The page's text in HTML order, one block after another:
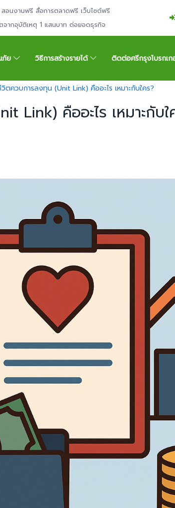
อนงานฟรี สื่อการตลาดฟรี เว็บไซต์ฟรี
จากอุบัติเหตุ 1 แสนบาท ต่อยอดธุรกิจ
ภัย วิธีการสร้างรายได้ ติดต่อศรีกรุงโบรกเก
ตควบการลงทุน (Unit Link) คืออะไร เหมาะกับใคร?
Link) คืออะไร เหมาะกับใ